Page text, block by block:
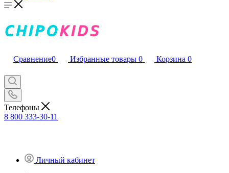
Сравнение0 Избранные товары 0 Корзина 0
Телефоны
8 800 333-30-11
Личный кабинет